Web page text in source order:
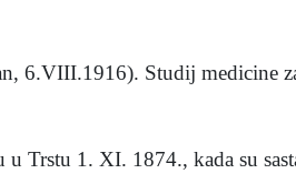
6.VIII.1916). Studij medicine
Trstu 1. XI. 1874., kada su